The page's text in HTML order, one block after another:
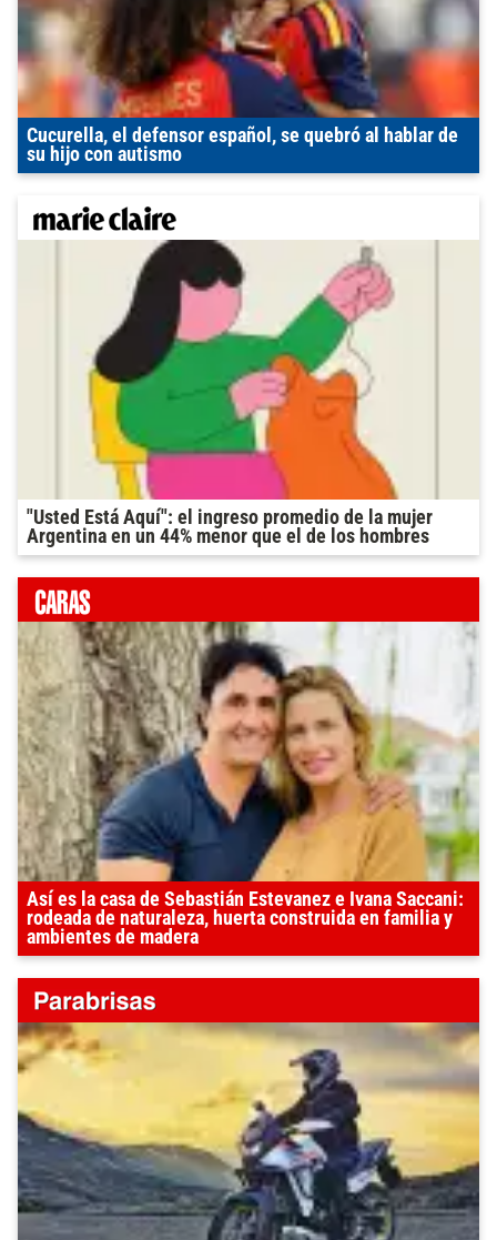
Cucurella, el defensor español, se quebró al hablar de
su hijo con autismo
"Usted Está Aquí": el ingreso promedio de la mujer
Argentina en un 44% menor que el de los hombres
Así es la casa de Sebastián Estevanez e Ivana Saccani:
rodeada de naturaleza, huerta construida en familia y
ambientes de madera